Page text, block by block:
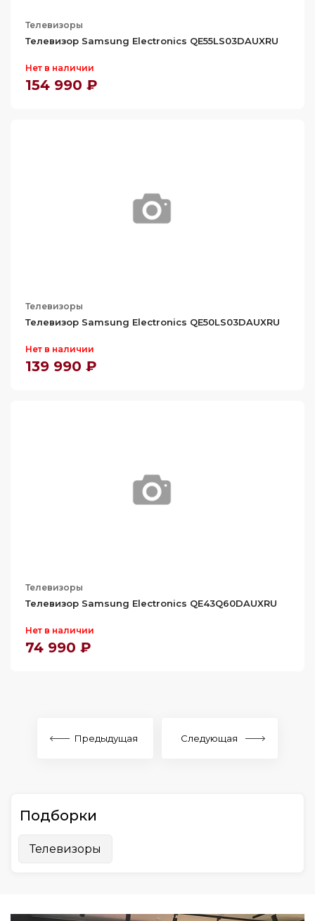
Телевизоры
Телевизор Samsung Electronics QE55LS03DAUXRU
Нет в наличии
154 990 ₽
Телевизоры
Телевизор Samsung Electronics QE50LS03DAUXRU
Нет в наличии
139 990 ₽
Телевизоры
Телевизор Samsung Electronics QE43Q60DAUXRU
Нет в наличии
74 990 ₽
Предыдущая Следующая
Подборки
Телевизоры